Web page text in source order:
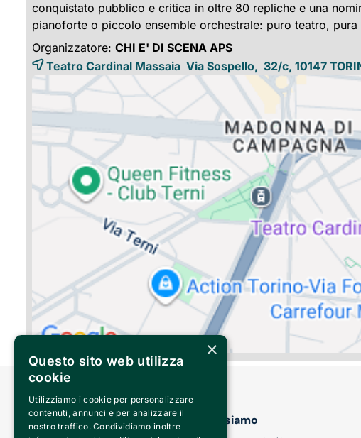
conquistato pubblico e critica in oltre 80 repliche e una
pianoforte o piccolo ensemble orchestrale: puro teatro, pura
Organizzatore: CHI E' DI SCENA APS
Teatro Cardinal Massaia Via Sospello, 32/c, 10147
Dove siamo
×
Questo sito web utilizza
cookie
Utilizziamo i cookie per personalizzare
contenuti, annunci e per analizzare il
nostro traffico. Condividiamo inoltre